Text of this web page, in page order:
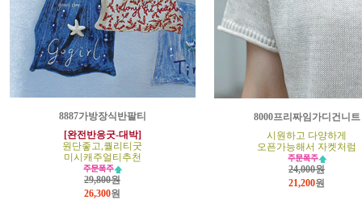
8887가방장식반팔티
[완전반응굿-대박]
원단좋고,퀄리티굿
미시캐주얼티추천
29,800원
26,300원
8000프리짜임가디건니트
시원하고 다양하게
오픈가능해서 자켓처럼
24,000원
21,200원